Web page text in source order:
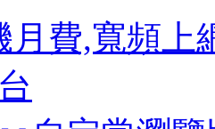
月費,寬頻上